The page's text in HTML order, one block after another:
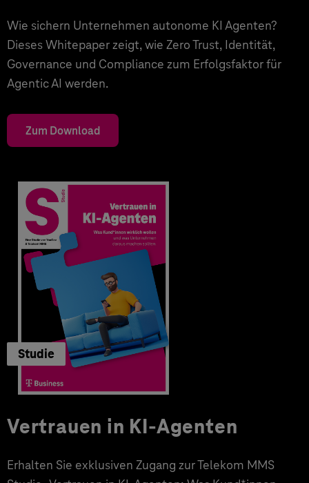
Wie sichern Unternehmen autonome KI Agenten?
Dieses Whitepaper zeigt, wie Zero Trust, Identität,
Governance und Compliance zum Erfolgsfaktor für
Agentic AI werden.
Zum Download
Studie
Vertrauen in KI-Agenten
Erhalten Sie exklusiven Zugang zur Telekom MMS